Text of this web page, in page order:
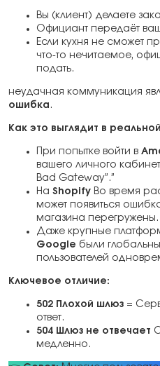
Вы (клиент) делаете
Официант передаёт
Если кухня не сможет
что-то нечитаемое,
подать.
неудачная коммуникация
ошибка .
Как это выглядит в
При попытке войти в
вашего личного
Bad Gateway”.”
На Shopify Во время
может появиться
магазина перегружены.
Даже крупные
Google были
пользователей
Ключевое отличие:
502 Плохой шлюз =
ответ.
504 Шлюз не отвечает
медленно.